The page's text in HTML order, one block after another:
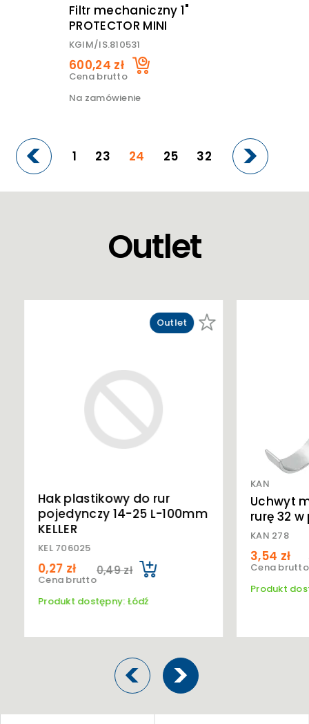
Filtr mechaniczny 1"
PROTECTOR MINI
KGIM/IS.810531
600,24 zł
Cena brutto
Na zamówienie
1 23 24 25 32
Outlet
Outlet
Hak plastikowy do rur
pojedynczy 14-25 L-100mm
KELLER
KEL 706025
0,27 zł
Cena brutto
0,49 zł
Produkt dostępny: Łódź
KAN
Uchwyt
rurę 32 w
KAN 278
3,54 zł
Cena brutto
Produkt